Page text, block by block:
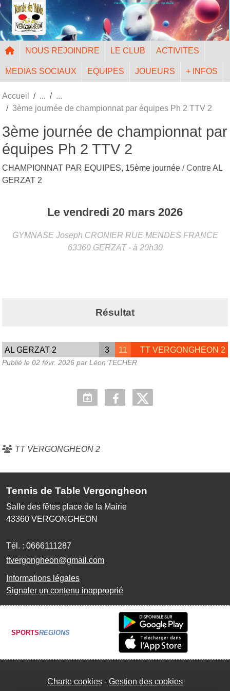
Convivialité - Accessibilité - Mixité - Sportivité
NOUS REJOINDRE LE CLUB ACTIVITES
MEDIAS SOCIAUX EQUIPES JOUEURS + INFOS
Accueil
3ème journée de championnat par équipes Ph 2 TTV 2
3ème journée de championnat par
équipes Ph 2 TTV 2
CHAMPIONNAT PAR EQUIPES, 15ème journée / ContreAL
GERZAT 2
Le vendredi 20 mars 2026
GYMNASE Joseph CRONIER RUE MENDES FRANCE
63360 GERZAT - à 20h30
Résultat
AL GERZAT 2 3 11 TT VERGONGHEON 2
Publié le 02 févr. 2026 par Léon TECHER
TT VERGONGHEON 2
Tennis de Table Vergongheon
Salle des fêtes place de la Mairie
43360 VERGONGHEON
Tél. : 0666111287
ttvergongheon@gmail.com
Informations légales
Signaler un contenu inapproprié
SPORTSREGIONS
Charte cookies Gestion des cookies
Panneau de gestion des cookies